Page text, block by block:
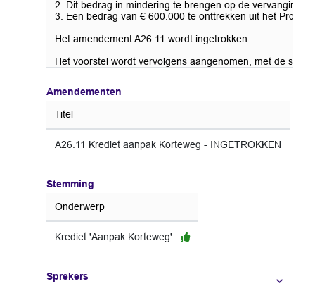
2. Dit bedrag in mindering te brengen op de
3. Een bedrag van € 600.000 te onttrekken uit het
Het amendement A26.11 wordt ingetrokken.
Het voorstel wordt vervolgens aangenomen, met de stem
Amendementen
Titel
A26.11 Krediet aanpak Korteweg - INGETROKKEN
Stemming
Onderwerp
Krediet 'Aanpak Korteweg'
Sprekers